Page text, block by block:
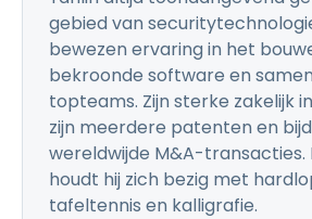
gebied van
bewezen ervaring in het
bekroonde software en
topteams. Zijn sterke zakelijk
zijn meerdere patenten en
wereldwijde M&A-transacties.
houdt hij zich bezig met
tafeltennis en kalligrafie.